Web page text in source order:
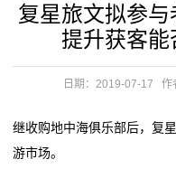
10.96亿元
飞科电器跌1.83%
机会？
饪新纪元
浴霸为何会“发火”
正泰电器12月15
10.96亿元
机会？
复星旅文拟参与
提升获客
日期：2019-07-17 作
继收购地中海俱乐部后，复
游市场。